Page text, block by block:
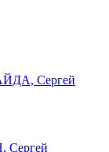
Сергей
Сергей